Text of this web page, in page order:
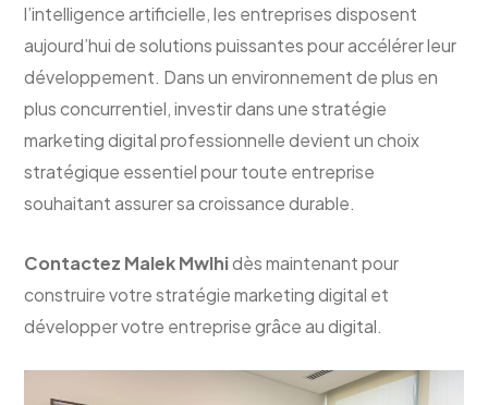
l’intelligence artificielle, les entreprises disposent
aujourd’hui de solutions puissantes pour accélérer leur
développement. Dans un environnement de plus en
plus concurrentiel, investir dans une stratégie
marketing digital professionnelle devient un choix
stratégique essentiel pour toute entreprise
souhaitant assurer sa croissance durable.
Contactez Malek Mwlhidès maintenant pour
construire votre stratégie marketing digital et
développer votre entreprise grâce au digital.